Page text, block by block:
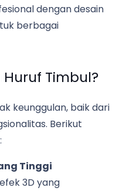
dengan desain
berbagai
Timbul?
keunggulan, baik dari
Berikut
Tinggi
3D yang